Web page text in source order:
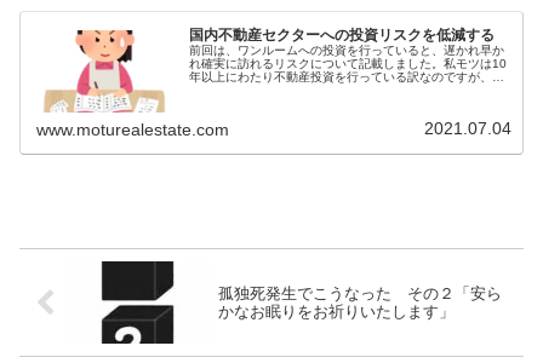
国内不動産セクターへの投資リスクを低減する
前回は、ワンルームへの投資を行っていると、遅かれ早か
れ確実に訪れるリスクについて記載しました。私モツは10
年以上にわたり不動産投資を行っている訳なのですが、こ
www.moturealestate.com 2021.07.04
孤独死発生でこうなった その２「安ら
かなお眠りをお祈りいたします」